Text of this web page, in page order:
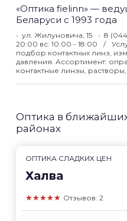
«Оптика fielinn» —
Беларуси с 1993 года
ул. Жилуновича, 15 8
20:00 вс: 10:00 - 18:00
подбор контактных линз,
давления. Ассортимент:
контактные линзы,
Оптика в
районах
ОПТИКА СЛАДКИХ ЦЕН
Халва
★★★★★ Отзывов: 2